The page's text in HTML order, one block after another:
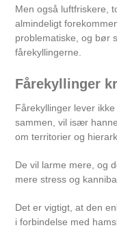
Men også luftfriskere,
almindeligt
problematiske, og bør
fårekyllingerne.
Fårekyllinger
Fårekyllinger lever
sammen, vil især
om territorier og
De vil larme mere, og
mere stress og
Det er vigtigt, at den
i forbindelse med